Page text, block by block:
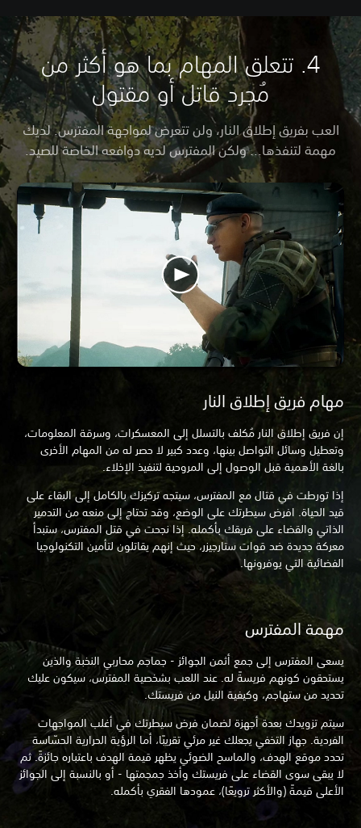
4. تتعلق المهام بما هو أكثر من
مُجرد قاتل أو مقتول
العب بفريق إطلاق النار، ولن تتعرض لمواجهة المفترس. لديك
مهمة لتنفذها... ولكن المفترس لديه دوافعه الخاصة للصيد.
مهام فريق إطلاق النار
إن فريق إطلاق النار مُكلف بالتسلل إلى المعسكرات، وسرقة المعلومات،
وتعطيل وسائل التواصل بينها، وعدد كبير لا حصر له من المهام الأخرى
بالغة الأهمية قبل الوصول إلى المروحية لتنفيذ الإخلاء.
إذا تورطت في قتال مع المفترس، سيتجه تركيزك بالكامل إلى البقاء على
قيد الحياة. افرض سيطرتك على الوضع، وقد تحتاج إلى منعه من التدمير
الذاتي والقضاء على فريقك بأكمله. إذا نجحت في قتل المفترس، ستبدأ
معركة جديدة ضد قوات ستارجيزر، حيث إنهم يقاتلون لتأمين التكنولوجيا
الفضائية التي يوفرونها.
مهمة المفترس
يسعى المفترس إلى جمع أثمن الجوائز - جماجم محاربي النخبة والذين
يستحقون كونهم فريسةً له. عند اللعب بشخصية المفترس، سيكون عليك
تحديد من ستهاجم، وكيفية النيل من فريستك.
سيتم تزويدك بعدة أجهزة لضمان فرض سيطرتك في أغلب المواجهات
الفردية. جهاز التخفي يجعلك غير مرئي تقريبًا، أما الرؤية الحرارية الحسّاسة
تحدد موقع الهدف، والماسح الضوئي يظهر قيمة الهدف باعتباره جائزةً. ثم
لا يبقى سوى القضاء على فريستك وأخذ جمجمتها - أو بالنسبة إلى الجوائز
الأعلى قيمةً (والأكثر ترويعًا)، عمودها الفقري بأكمله.